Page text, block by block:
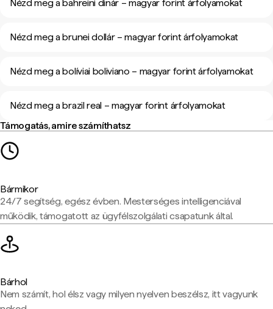
Nézd meg a bahreini dinár – magyar forint árfolyamokat
Nézd meg a brunei dollár – magyar forint árfolyamokat
Nézd meg a bolíviai boliviano – magyar forint árfolyamokat
Nézd meg a brazil real – magyar forint árfolyamokat
Támogatás, amire számíthatsz
Bármikor
24/7 segítség, egész évben. Mesterséges intelligenciával
működik, támogatott az ügyfélszolgálati csapatunk által.
Bárhol
Nem számít, hol élsz vagy milyen nyelven beszélsz, itt vagyunk